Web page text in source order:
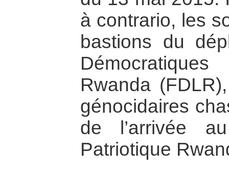
à contrario, les
bastions du
Rwanda
génocidaires
de l’arrivée
Patriotique